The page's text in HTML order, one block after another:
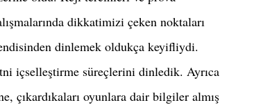
dikkatimizi çeken noktaları
dinlemek oldukça keyifliydi.
içselleştirme süreçlerini dinledik. Ayrıca
çıkardıkaları oyunlara dair bilgiler almış